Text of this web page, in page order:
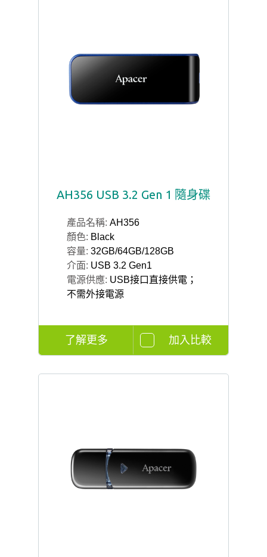
AH356 USB 3.2 Gen 1 隨身碟
產品名稱: AH356
顏色: Black
容量: 32GB/64GB/128GB
介面: USB 3.2 Gen1
電源供應: USB接口直接供電；
不需外接電源
了解更多 加入比較